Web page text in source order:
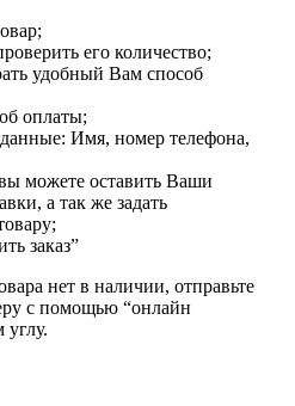
его количество;
удобный Вам способ
оплаты;
Имя, номер телефона,
можете оставить Ваши
а так же задать
заказ”
нет в наличии, отправьте
с помощью “онлайн